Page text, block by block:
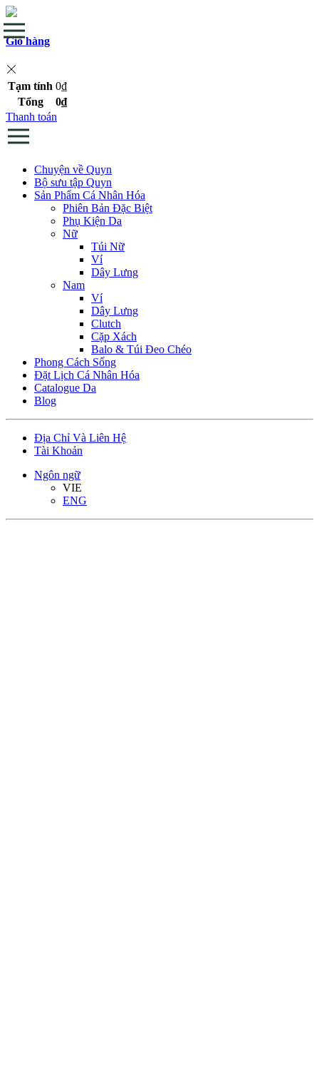
Giỏ hàng
Tạm tính 0₫
Tổng
0₫
Thanh toán
Chuyện về Quyn
Bộ sưu tập Quyn
Sản Phẩm Cá Nhân Hóa
Phiên Bản Đặc Biệt
Phụ Kiện Da
Nữ
Túi Nữ
Ví
Dây Lưng
Nam
Ví
Dây Lưng
Clutch
Cặp Xách
Balo & Túi Đeo Chéo
Phong Cách Sống
Đặt Lịch Cá Nhân Hóa
Catalogue Da
Blog
Địa Chỉ Và Liên Hệ
Tài Khoản
Ngôn ngữ
VIE
ENG